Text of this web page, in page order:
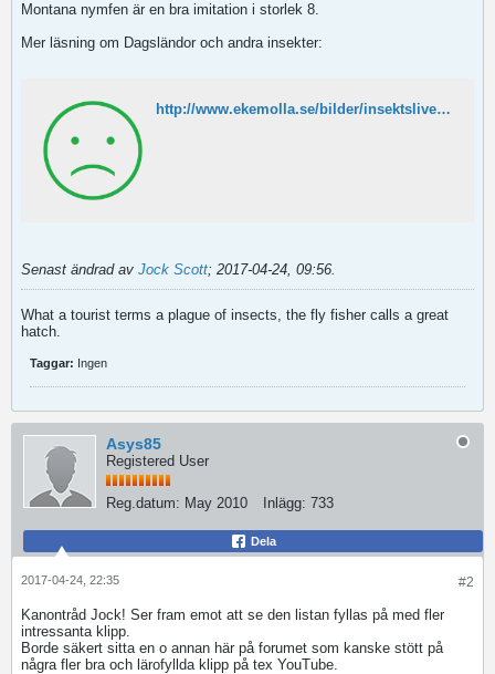
Montana nymfen är en bra imitation i storlek 8.
Mer läsning om Dagsländor och andra insekter:
http://www.ekemolla.se/bilder/insektslivet/dagsl%C3%A4nda-22004421
Senast ändrad av Jock Scott; 2017-04-24, 09:56.
What a tourist terms a plague of insects, the fly fisher calls a great
hatch.
Taggar: Ingen
Asys85
Registered User
Reg.datum: May 2010 Inlägg: 733
Dela
#2
2017-04-24, 22:35
Kanontråd Jock! Ser fram emot att se den listan fyllas på med fler
intressanta klipp.
Borde säkert sitta en o annan här på forumet som kanske stött på
några fler bra och lärofyllda klipp på tex YouTube.